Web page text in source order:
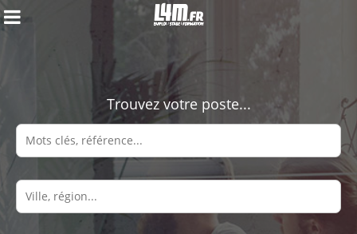
Trouvez votre poste...